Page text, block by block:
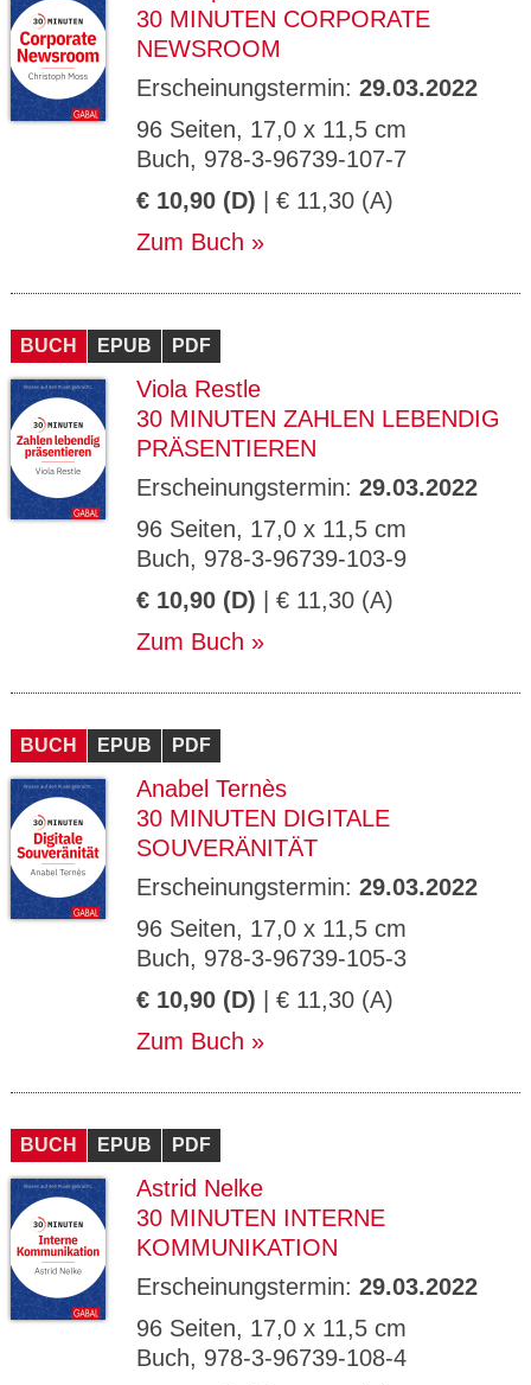
30 MINUTEN CORPORATE
NEWSROOM
Erscheinungstermin: 29.03.2022
96 Seiten, 17,0 x 11,5 cm
Buch, 978-3-96739-107-7
€ 10,90 (D) | € 11,30 (A)
Zum Buch
BUCH EPUB PDF
Viola Restle
30 MINUTEN ZAHLEN LEBENDIG
PRÄSENTIEREN
Erscheinungstermin: 29.03.2022
96 Seiten, 17,0 x 11,5 cm
Buch, 978-3-96739-103-9
€ 10,90 (D) | € 11,30 (A)
Zum Buch
BUCH EPUB PDF
Anabel Ternès
30 MINUTEN DIGITALE
SOUVERÄNITÄT
Erscheinungstermin: 29.03.2022
96 Seiten, 17,0 x 11,5 cm
Buch, 978-3-96739-105-3
€ 10,90 (D) | € 11,30 (A)
Zum Buch
BUCH EPUB PDF
Astrid Nelke
30 MINUTEN INTERNE
KOMMUNIKATION
Erscheinungstermin: 29.03.2022
96 Seiten, 17,0 x 11,5 cm
Buch, 978-3-96739-108-4